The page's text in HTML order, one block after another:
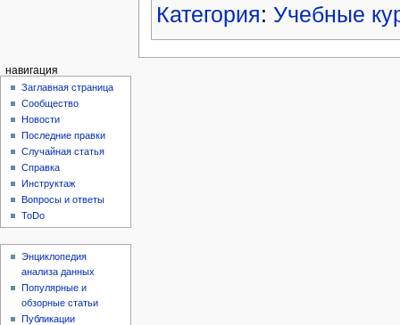
Категория: Учебные
навигация
Заглавная страница
Сообщество
Новости
Последние правки
Случайная статья
Справка
Инструктаж
Вопросы и ответы
ToDo
Энциклопедия
анализа данных
Популярные и
обзорные статьи
Публикации